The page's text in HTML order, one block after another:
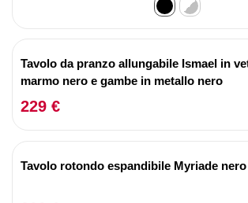
Tavolo da pranzo allungabile Ismael in
marmo nero e gambe in metallo nero
229 €
Tavolo rotondo espandibile Myriade